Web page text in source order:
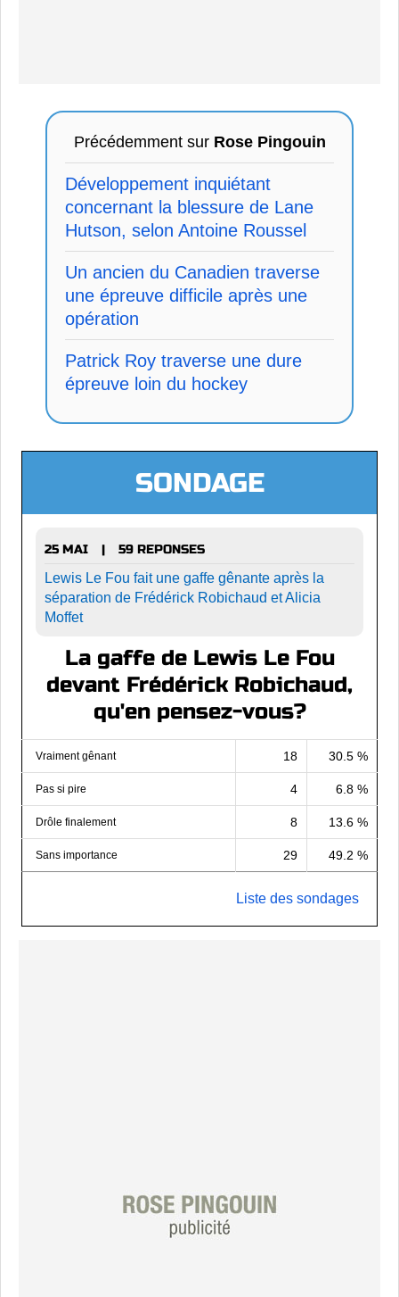
Précédemment sur Rose Pingouin
Développement inquiétant
concernant la blessure de Lane
Hutson, selon Antoine Roussel
Un ancien du Canadien traverse
une épreuve difficile après une
opération
Patrick Roy traverse une dure
épreuve loin du hockey
SONDAGE
25 MAI |
59 REPONSES
Lewis Le Fou fait une gaffe gênante après la
séparation de Frédérick Robichaud et Alicia
Moffet
La gaffe de Lewis Le Fou
devant Frédérick Robichaud,
qu'en pensez-vous?
Vraiment gênant 18 30.5 %
Pas si pire 4 6.8 %
Drôle finalement 8 13.6 %
Sans importance 29 49.2 %
Liste des sondages